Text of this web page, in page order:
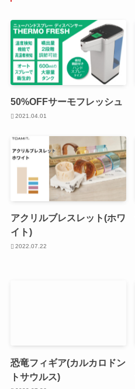
50%OFFサーモフレッシュ
2021.04.01
アクリルブレスレット(ホワ
イト)
2022.07.22
恐竜フィギア(カルカロドン
トサウルス)